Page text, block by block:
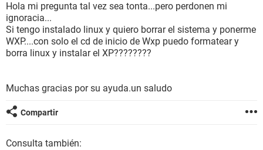
Hola mi pregunta tal vez sea tonta...pero perdonen mi
ignoracia...
Si tengo instalado linux y quiero borrar el sistema y ponerme
WXP....con solo el cd de inicio de Wxp puedo formatear y
borra linux y instalar el XP????????
Muchas gracias por su ayuda.un saludo
Compartir
Consulta también: